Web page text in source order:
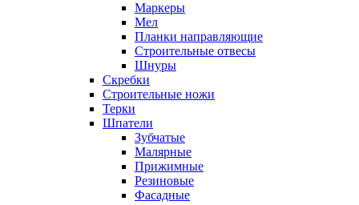
Маркеры
Мел
Планки направляющие
Строительные отвесы
Шнуры
Скребки
Строительные ножи
Терки
Шпатели
Зубчатые
Малярные
Прижимные
Резиновые
Фасадные